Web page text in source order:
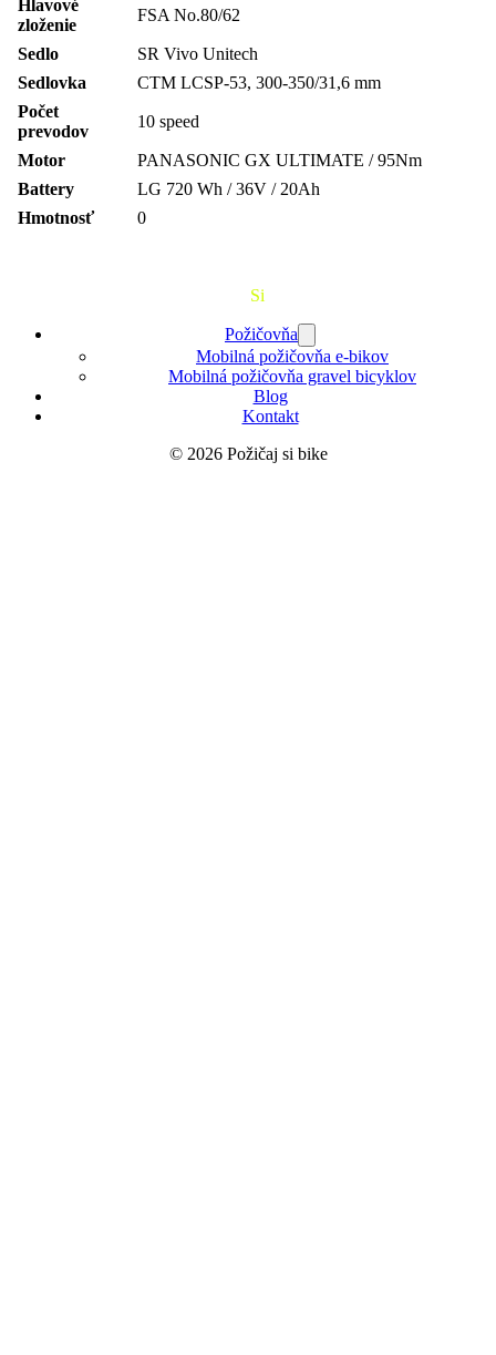
Hlavové
zloženie
FSA No.80/62
Sedlo
SR Vivo Unitech
Sedlovka
CTM LCSP-53, 300-350/31,6 mm
Počet
prevodov
10 speed
Motor
PANASONIC GX ULTIMATE / 95Nm
Battery
LG 720 Wh / 36V / 20Ah
Hmotnosť
0
Si
Požičovňa
Mobilná požičovňa e-bikov
Mobilná požičovňa gravel bicyklov
Blog
Kontakt
© 2026 Požičaj si bike